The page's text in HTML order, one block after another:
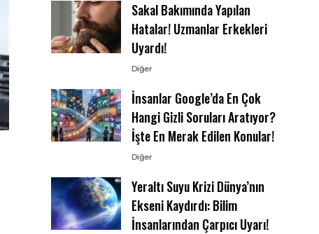
Sakal Bakımında Yapılan
Hatalar! Uzmanlar Erkekleri
Uyardı!
Diğer
İnsanlar Google’da En Çok
Hangi Gizli Soruları Aratıyor?
İşte En Merak Edilen Konular!
Diğer
Yeraltı Suyu Krizi Dünya’nın
Ekseni Kaydırdı: Bilim
İnsanlarından Çarpıcı Uyarı!